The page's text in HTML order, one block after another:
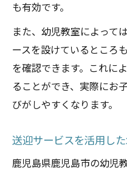
も有効です。
また、幼児教室によって
ースを設けているところ
を確認できます。これに
ることができ、実際にお
びがしやすくなります。
送迎サービスを活用し
鹿児島県鹿児島市の幼児